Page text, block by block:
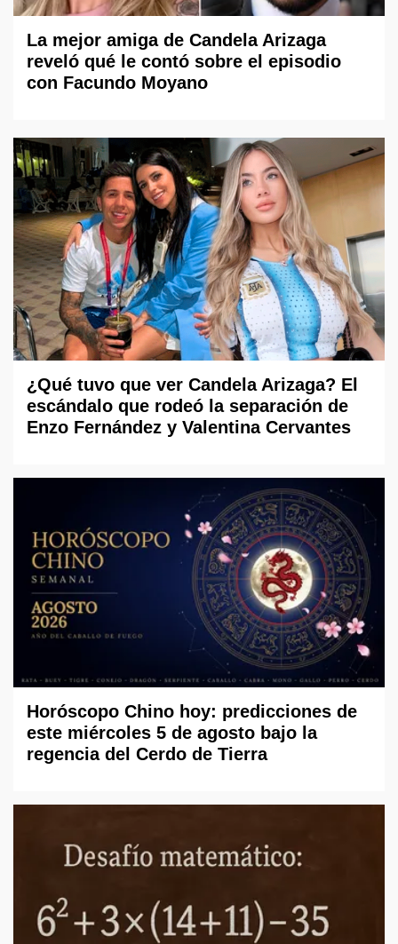
La mejor amiga de Candela Arizaga
reveló qué le contó sobre el episodio
con Facundo Moyano
¿Qué tuvo que ver Candela Arizaga? El
escándalo que rodeó la separación de
Enzo Fernández y Valentina Cervantes
Horóscopo Chino hoy: predicciones de
este miércoles 5 de agosto bajo la
regencia del Cerdo de Tierra